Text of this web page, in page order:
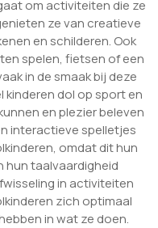
om activiteiten die ze
ze van creatieve
en schilderen. Ook
spelen, fietsen of een
in de smaak bij deze
dol op sport en
en plezier beleven
interactieve spelletjes
omdat dit hun
hun taalvaardigheid
in activiteiten
zich optimaal
in wat ze doen.